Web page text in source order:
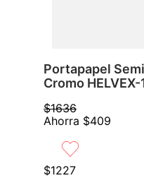
Portapapel
Cromo HELVEX-
$1636
Ahorra $409
$1227